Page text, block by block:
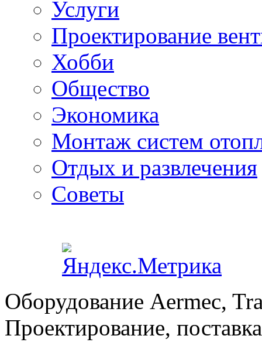
Услуги
Проектирование
Хобби
Общество
Экономика
Монтаж систем
Отдых и развлечения
Советы
Оборудование Aermec,
Проектирование,